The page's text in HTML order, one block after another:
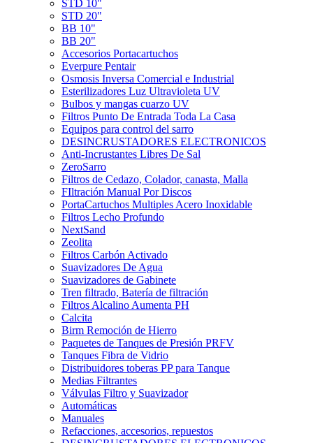
STD 10"
STD 20"
BB 10"
BB 20"
Accesorios Portacartuchos
Everpure Pentair
Osmosis Inversa Comercial e Industrial
Esterilizadores Luz Ultravioleta UV
Bulbos y mangas cuarzo UV
Filtros Punto De Entrada Toda La Casa
Equipos para control del sarro
DESINCRUSTADORES ELECTRONICOS
Anti-Incrustantes Libres De Sal
ZeroSarro
Filtros de Cedazo, Colador, canasta, Malla
FIltración Manual Por Discos
PortaCartuchos Multiples Acero Inoxidable
Filtros Lecho Profundo
NextSand
Zeolita
Filtros Carbón Activado
Suavizadores De Agua
Suavizadores de Gabinete
Tren filtrado, Batería de filtración
Filtros Alcalino Aumenta PH
Calcita
Birm Remoción de Hierro
Paquetes de Tanques de Presión PRFV
Tanques Fibra de Vidrio
Distribuidores toberas PP para Tanque
Medias Filtrantes
Válvulas Filtro y Suavizador
Automáticas
Manuales
Refacciones, accesorios, repuestos